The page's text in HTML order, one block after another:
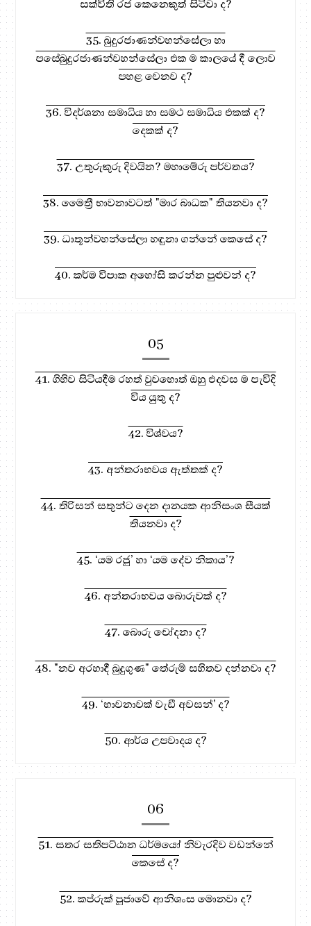
සක්විති රජ කෙනෙකුත් සිටිවා ද?
35. බුදුරජාණන්වහන්සේලා හා
පසේබුදුරජාණන්වහන්සේලා එක ම කාලයේ දී ලොව
පහළ වෙනව ද?
36. විදර්ශනා සමාධිය හා සමථ සමාධිය එකක් ද?
දෙකක් ද?
37. උතුරුකුරු දිවයින? මහාමේරු පර්වතය?
38. මෛත්‍රී භාවනාවටත් "මාර බාධක" තියනවා ද?
39. ධාතූන්වහන්සේලා හඳුනා ගන්නේ කෙසේ ද?
40. කර්ම විපාක අහෝසි කරන්න පුළුවන් ද?
05
41. ගිහිව සිටියදීම රහත් වුවහොත් ඔහු එදවස ම පැවිදි
විය යුතු ද?
42. විශ්වය?
43. අන්තරාභවය ඇත්තක් ද?
44. තිරිසන් සතුන්ට දෙන දානයක ආනිසංශ සීයක්
තියනවා ද?
45. ‘යම රජු’ හා ‘යම දේව නිකාය’?
46. අන්තරාභවය බොරුවක් ද?
47. බොරු චෝදනා ද?
48. "නව අරහාදී බුදුගුණ" තේරුම් සහිතව දන්නවා ද?
49. ‘භාවනාවක් වැඩී අවසන්' ද?
50. ආර්ය උපවාදය ද?
06
51. සතර සතිපට්ඨාන ධර්මයෝ නිවැරදිව වඩන්නේ
කෙසේ ද?
52. කප්රුක් පූජාවේ ආනිශංස මොනවා ද?